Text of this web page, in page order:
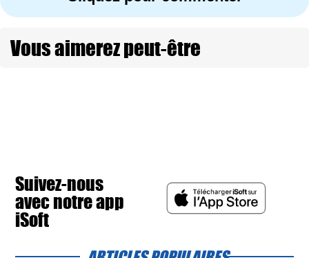
Vous aimerez peut-être
Suivez-nous
avec notre app
iSoft